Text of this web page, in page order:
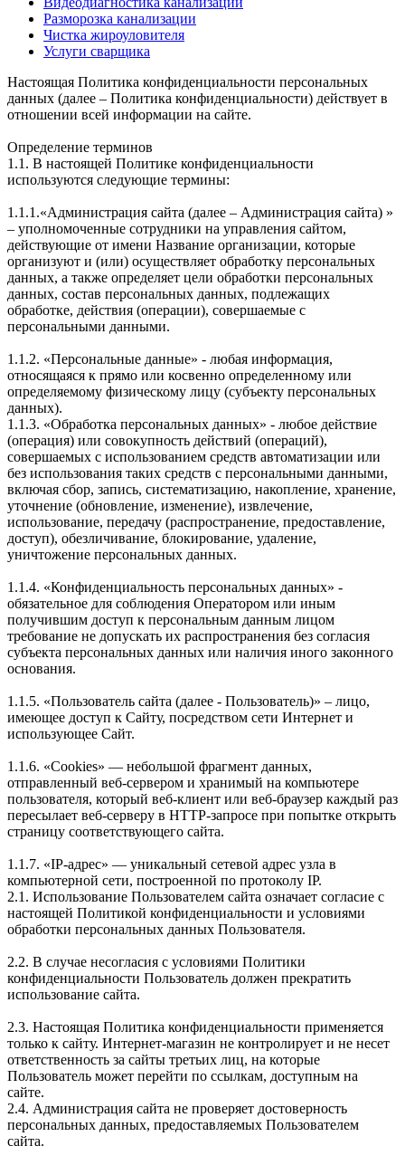
Разморозка канализации
Чистка жироуловителя
Услуги сварщика
Настоящая Политика конфиденциальности персональных
данных (далее – Политика конфиденциальности) действует в
отношении всей информации на сайте.
Определение терминов
1.1. В настоящей Политике конфиденциальности
используются следующие термины:
1.1.1.«Администрация сайта (далее – Администрация сайта) »
– уполномоченные сотрудники на управления сайтом,
действующие от имени Название организации, которые
организуют и (или) осуществляет обработку персональных
данных, а также определяет цели обработки персональных
данных, состав персональных данных, подлежащих
обработке, действия (операции), совершаемые с
персональными данными.
1.1.2. «Персональные данные» - любая информация,
относящаяся к прямо или косвенно определенному или
определяемому физическому лицу (субъекту персональных
данных).
1.1.3. «Обработка персональных данных» - любое действие
(операция) или совокупность действий (операций),
совершаемых с использованием средств автоматизации или
без использования таких средств с персональными данными,
включая сбор, запись, систематизацию, накопление, хранение,
уточнение (обновление, изменение), извлечение,
использование, передачу (распространение, предоставление,
доступ), обезличивание, блокирование, удаление,
уничтожение персональных данных.
1.1.4. «Конфиденциальность персональных данных» -
обязательное для соблюдения Оператором или иным
получившим доступ к персональным данным лицом
требование не допускать их распространения без согласия
субъекта персональных данных или наличия иного законного
основания.
1.1.5. «Пользователь сайта (далее ‑ Пользователь)» – лицо,
имеющее доступ к Сайту, посредством сети Интернет и
использующее Сайт.
1.1.6. «Cookies» — небольшой фрагмент данных,
отправленный веб-сервером и хранимый на компьютере
пользователя, который веб-клиент или веб-браузер каждый раз
пересылает веб-серверу в HTTP-запросе при попытке открыть
страницу соответствующего сайта.
1.1.7. «IP-адрес» — уникальный сетевой адрес узла в
компьютерной сети, построенной по протоколу IP.
2.1. Использование Пользователем сайта означает согласие с
настоящей Политикой конфиденциальности и условиями
обработки персональных данных Пользователя.
2.2. В случае несогласия с условиями Политики
конфиденциальности Пользователь должен прекратить
использование сайта.
2.3. Настоящая Политика конфиденциальности применяется
только к сайту. Интернет-магазин не контролирует и не несет
ответственность за сайты третьих лиц, на которые
Пользователь может перейти по ссылкам, доступным на
сайте.
2.4. Администрация сайта не проверяет достоверность
персональных данных, предоставляемых Пользователем
сайта.